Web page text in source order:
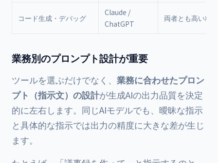
コード生成・デバッグ
Claude /
ChatGPT
両者とも高い精
業務別のプロンプト設計が重要
ツールを選ぶだけでなく、 業務に合わせたプロン
プト（指示文）の設計が生成AIの出力品質を決定
的に左右します。同じAIモデルでも、曖昧な指示
と具体的な指示では出力の精度に大きな差が生じ
ます。